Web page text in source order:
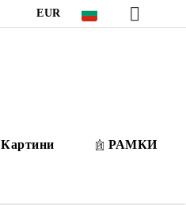
EUR
Картини РАМКИ